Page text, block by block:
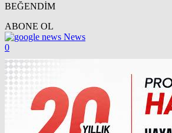
BEĞENDİM
ABONE OL
News
0